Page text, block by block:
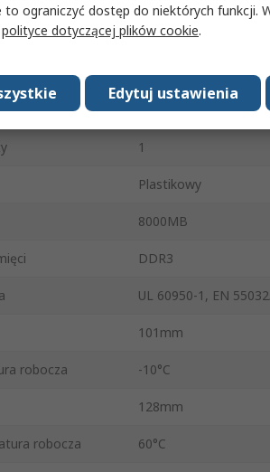
VPB, AHB
Ethernet
5.4W
1
Plastikowy
8000MB
DDR3
UL 60950-1, EN
101mm
robocza -10°C
128mm
robocza 60°C
to ograniczyć dostęp do niektórych funkcji.
polityce dotyczącej plików cookie.
Edytuj ustawienia